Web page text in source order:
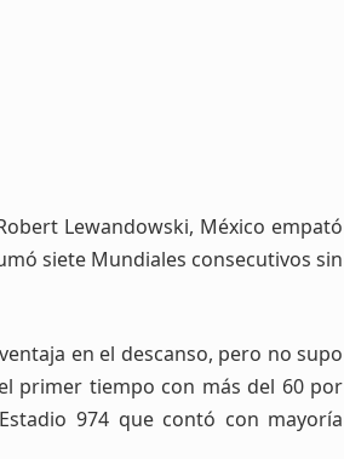
Lewandowski, México empató
siete Mundiales consecutivos sin
en el descanso, pero no supo
primer tiempo con más del 60 por
974 que contó con mayoría